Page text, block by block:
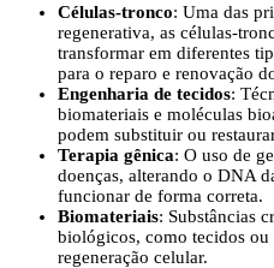
Células-tronco: Uma das
regenerativa, as células-
transformar em diferentes
para o reparo e renovação
Engenharia de tecidos:
biomateriais e moléculas
podem substituir ou
Terapia gênica: O uso de
doenças, alterando o DNA
funcionar de forma correta.
Biomateriais: Substâncias
biológicos, como tecidos
regeneração celular.